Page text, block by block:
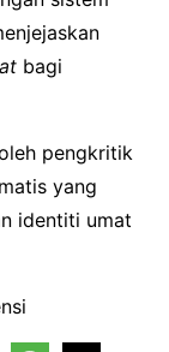
bagi
pengkritik
yang
identiti umat